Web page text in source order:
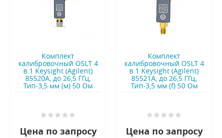
Комплект
калибровочный OSLT 4
в 1 Keysight (Agilent)
85520A, до 26,5 ГГц,
Тип-3,5 мм (м) 50 Ом
Цена по запросу
Комплект
калибровочный OSLT 4
в 1 Keysight (Agilent)
85521A, до 26,5 ГГц,
Тип-3,5 мм (f) 50 Ом
Цена по запросу